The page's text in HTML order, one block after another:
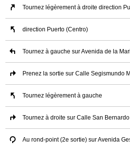
Tournez légèrement à droite direction
direction Puerto (Centro)
Tournez à gauche sur Avenida de la
Prenez la sortie sur Calle Segismundo
Tournez légèrement à gauche
Tournez à droite sur Calle San Bernardo
Au rond-point (2e sortie) sur Avenida